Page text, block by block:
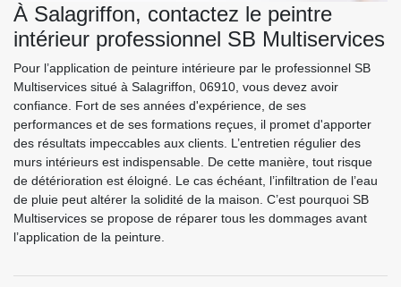
À Salagriffon, contactez le peintre
intérieur professionnel SB Multiservices
Pour l’application de peinture intérieure par le professionnel SB
Multiservices situé à Salagriffon, 06910, vous devez avoir
confiance. Fort de ses années d'expérience, de ses
performances et de ses formations reçues, il promet d'apporter
des résultats impeccables aux clients. L’entretien régulier des
murs intérieurs est indispensable. De cette manière, tout risque
de détérioration est éloigné. Le cas échéant, l’infiltration de l’eau
de pluie peut altérer la solidité de la maison. C’est pourquoi SB
Multiservices se propose de réparer tous les dommages avant
l’application de la peinture.